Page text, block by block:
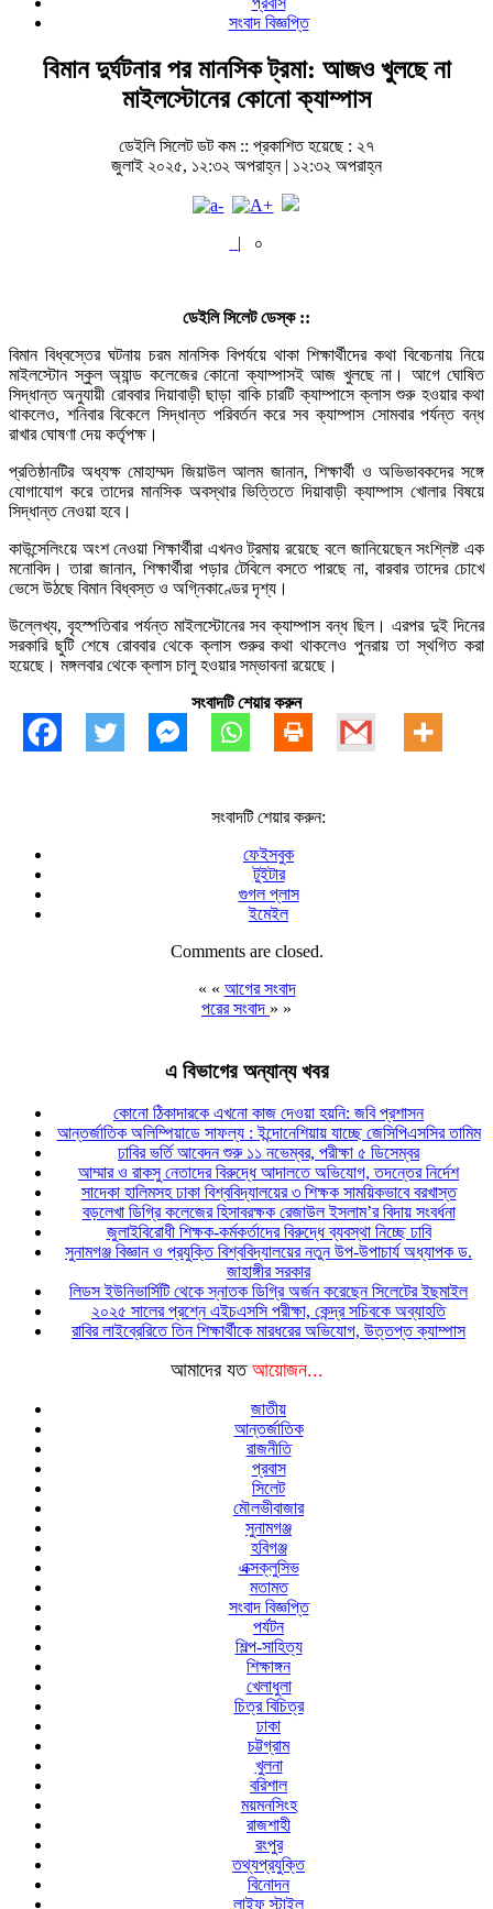
সংবাদ বিজ্ঞপ্তি
বিমান দুর্ঘটনার পর মানসিক ট্রমা: আজও খুলছে না
মাইলস্টোনের কোনো ক্যাম্পাস
ডেইলি সিলেট ডট কম :: প্রকাশিত হয়েছে : ২৭
জুলাই ২০২৫, ১২:৩২ অপরাহ্ন | ১২:৩২ অপরাহ্ন
| ০
ডেইলি সিলেট ডেস্ক ::
বিমান বিধ্বস্তের ঘটনায় চরম মানসিক বিপর্যয়ে থাকা শিক্ষার্থীদের কথা বিবেচনায় নিয়ে
মাইলস্টোন স্কুল অ্যান্ড কলেজের কোনো ক্যাম্পাসই আজ খুলছে না। আগে ঘোষিত
সিদ্ধান্ত অনুযায়ী রোববার দিয়াবাড়ী ছাড়া বাকি চারটি ক্যাম্পাসে ক্লাস শুরু হওয়ার কথা
থাকলেও, শনিবার বিকেলে সিদ্ধান্ত পরিবর্তন করে সব ক্যাম্পাস সোমবার পর্যন্ত বন্ধ
রাখার ঘোষণা দেয় কর্তৃপক্ষ।
প্রতিষ্ঠানটির অধ্যক্ষ মোহাম্মদ জিয়াউল আলম জানান, শিক্ষার্থী ও অভিভাবকদের সঙ্গে
যোগাযোগ করে তাদের মানসিক অবস্থার ভিত্তিতে দিয়াবাড়ী ক্যাম্পাস খোলার বিষয়ে
সিদ্ধান্ত নেওয়া হবে।
কাউন্সেলিংয়ে অংশ নেওয়া শিক্ষার্থীরা এখনও ট্রমায় রয়েছে বলে জানিয়েছেন সংশ্লিষ্ট এক
মনোবিদ। তারা জানান, শিক্ষার্থীরা পড়ার টেবিলে বসতে পারছে না, বারবার তাদের চোখে
ভেসে উঠছে বিমান বিধ্বস্ত ও অগ্নিকাণ্ডের দৃশ্য।
উল্লেখ্য, বৃহস্পতিবার পর্যন্ত মাইলস্টোনের সব ক্যাম্পাস বন্ধ ছিল। এরপর দুই দিনের
সরকারি ছুটি শেষে রোববার থেকে ক্লাস শুরুর কথা থাকলেও পুনরায় তা স্থগিত করা
হয়েছে। মঙ্গলবার থেকে ক্লাস চালু হওয়ার সম্ভাবনা রয়েছে।
সংবাদটি শেয়ার করুন
সংবাদটি শেয়ার করুন:
ফেইসবুক
টুইটার
গুগল প্লাস
ইমেইল
Comments are closed.
« « আগের সংবাদ
পরের সংবাদ » »
এ বিভাগের অন্যান্য খবর
কোনো ঠিকাদারকে এখনো কাজ দেওয়া হয়নি: জবি প্রশাসন
আন্তর্জাতিক অলিম্পিয়াডে সাফল্য : ইন্দোনেশিয়ায় যাচ্ছে জেসিপিএসসির তামিম
ঢাবির ভর্তি আবেদন শুরু ১১ নভেম্বর, পরীক্ষা ৫ ডিসেম্বর
আম্মার ও রাকসু নেতাদের বিরুদ্ধে আদালতে অভিযোগ, তদন্তের নির্দেশ
সাদেকা হালিমসহ ঢাকা বিশ্ববিদ্যালয়ের ৩ শিক্ষক সাময়িকভাবে বরখাস্ত
বড়লেখা ডিগ্রি কলেজের হিসাবরক্ষক রেজাউল ইসলাম’র বিদায় সংবর্ধনা
জুলাইবিরোধী শিক্ষক-কর্মকর্তাদের বিরুদ্ধে ব্যবস্থা নিচ্ছে ঢাবি
সুনামগঞ্জ বিজ্ঞান ও প্রযুক্তি বিশ্ববিদ্যালয়ের নতুন উপ-উপাচার্য অধ্যাপক ড.
জাহাঙ্গীর সরকার
লিডস ইউনিভার্সিটি থেকে স্নাতক ডিগ্রি অর্জন করেছেন সিলেটের ইছমাইল
২০২৫ সালের প্রশ্নে এইচএসসি পরীক্ষা, কেন্দ্র সচিবকে অব্যাহতি
রাবির লাইব্রেরিতে তিন শিক্ষার্থীকে মারধরের অভিযোগ, উত্তপ্ত ক্যাম্পাস
আমাদের যত আয়োজন...
জাতীয়
আন্তর্জাতিক
রাজনীতি
প্রবাস
সিলেট
মৌলভীবাজার
সুনামগঞ্জ
হবিগঞ্জ
এক্সক্লুসিভ
মতামত
সংবাদ বিজ্ঞপ্তি
পর্যটন
শিল্প-সাহিত্য
শিক্ষাঙ্গন
খেলাধুলা
চিত্র বিচিত্র
ঢাকা
চট্টগ্রাম
খুলনা
বরিশাল
ময়মনসিংহ
রাজশাহী
রংপুর
তথ্যপ্রযুক্তি
বিনোদন
লাইফ স্টাইল